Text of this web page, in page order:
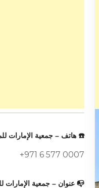
☎️ هاتف – جمعية الإمارات
+971 6 577 0007
📭 عنوان – جمعية الإمارات